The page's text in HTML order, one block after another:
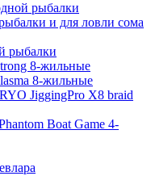
рыбалки
и для ловли сома
рыбалки
8-жильные
8-жильные
JiggingPro X8 braid
Boat Game 4-